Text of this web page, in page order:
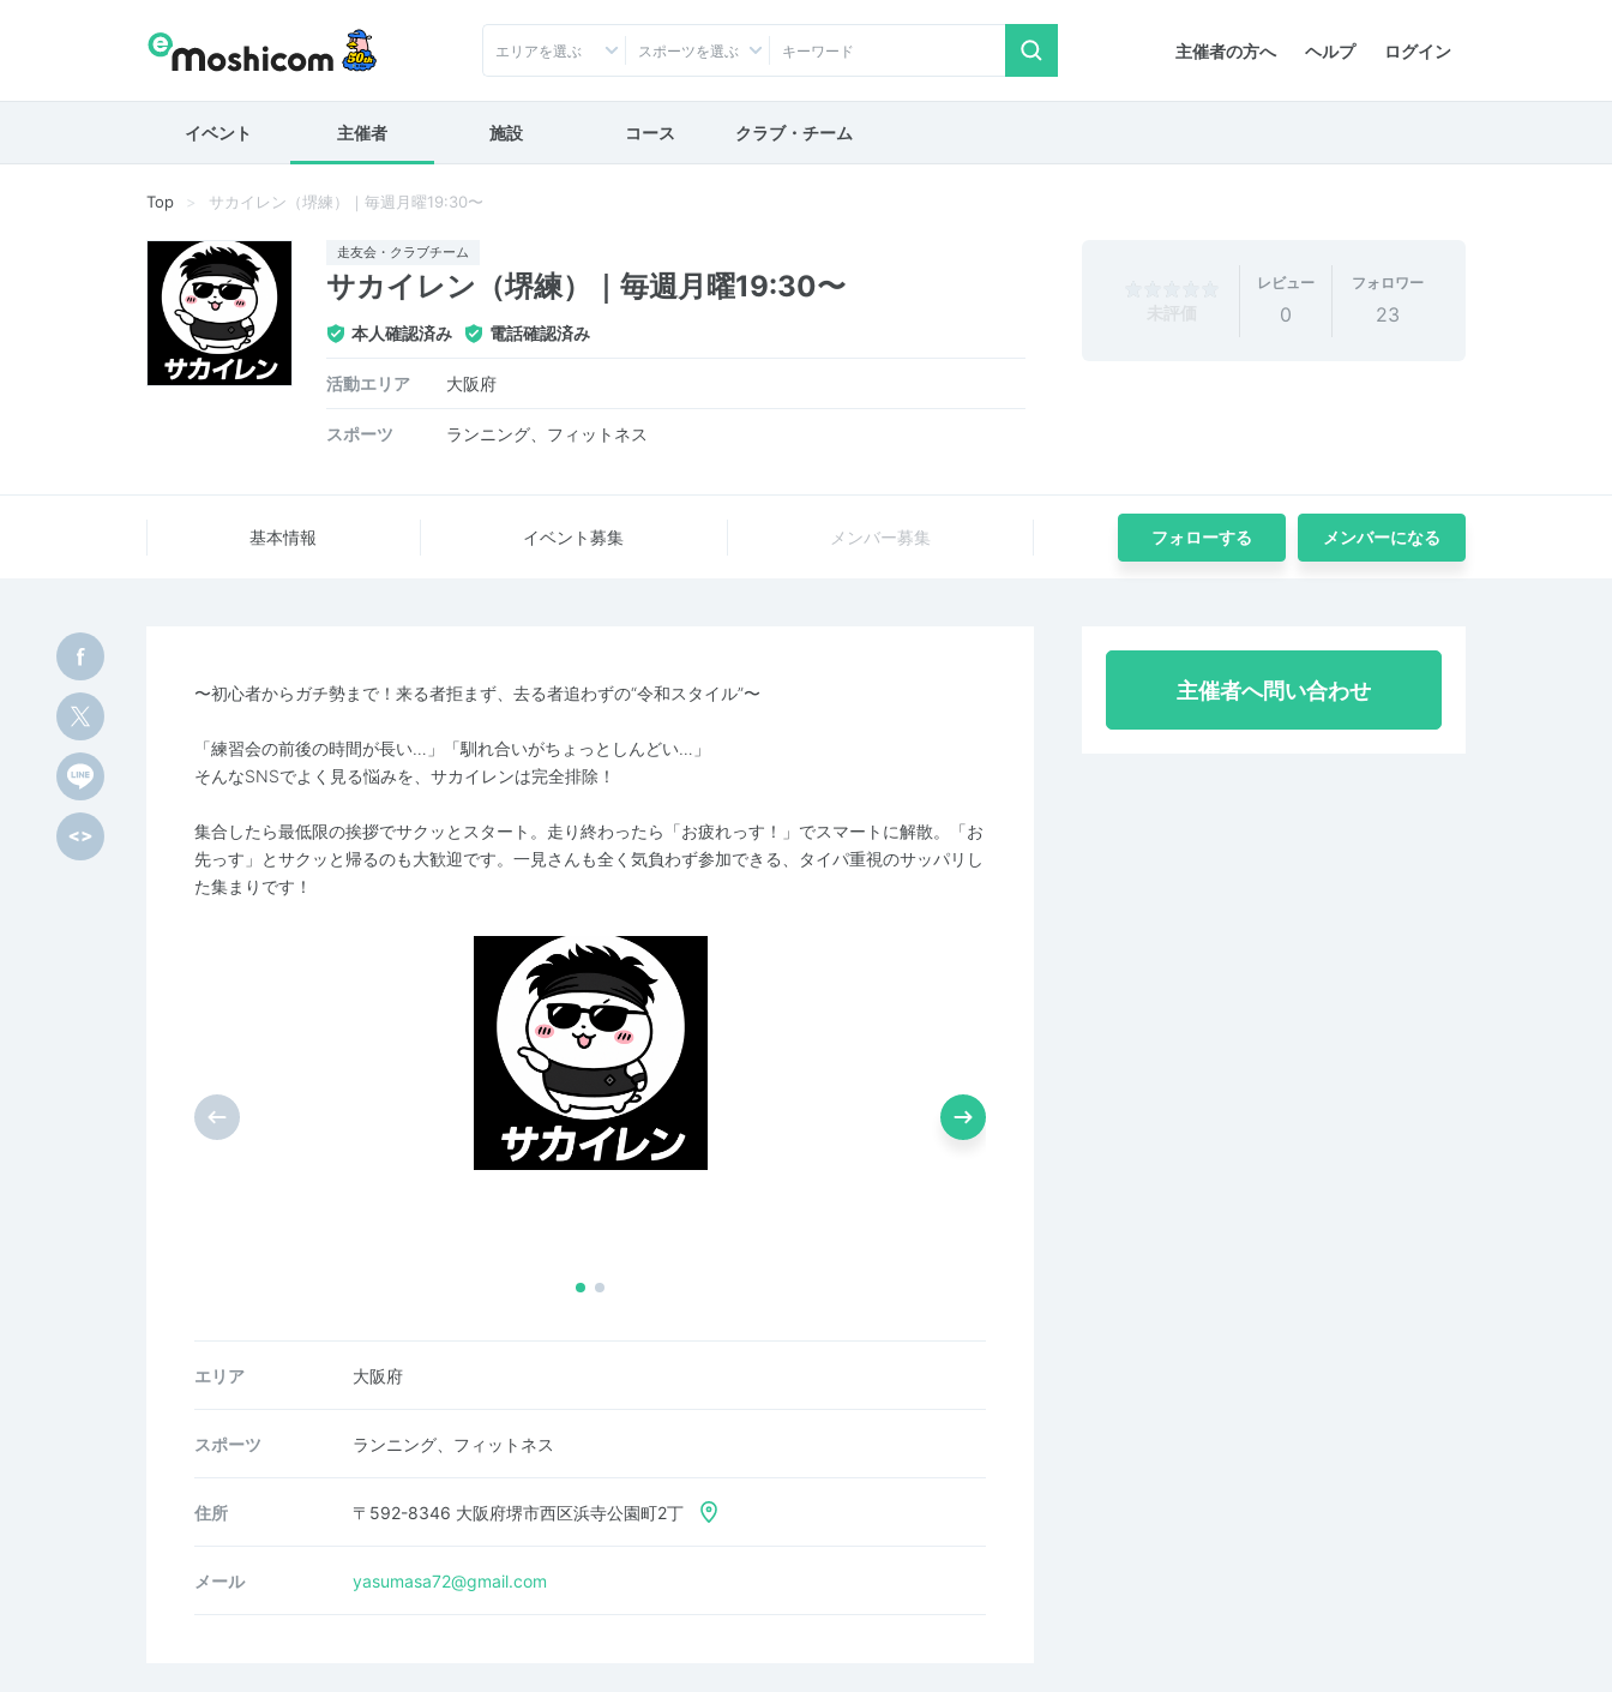
主催者の方へ ヘルプ ログイン
エリアを選ぶ スポーツを選ぶ
イベント 主催者 施設 コース クラブ・チーム
Top サカイレン（堺練）｜毎週月曜19:30〜
走友会・クラブチーム
サカイレン（堺練）｜毎週月曜19:30〜
本人確認済み 電話確認済み
活動エリア 大阪府
スポーツ ランニング、フィットネス
レビュー
0
フォロワー
23
基本情報 イベント募集 メンバー募集 フォローする メンバーになる
〜初心者からガチ勢まで！来る者拒まず、去る者追わずの“令和スタイル”〜
「練習会の前後の時間が長い…」「馴れ合いがちょっとしんどい…」
そんなSNSでよく見る悩みを、サカイレンは完全排除！
集合したら最低限の挨拶でサクッとスタート。走り終わったら「お疲れっす！」でスマートに解散。「お
先っす」とサクッと帰るのも大歓迎です。一見さんも全く気負わず参加できる、タイパ重視のサッパリし
た集まりです！
エリア 大阪府
スポーツ ランニング、フィットネス
住所 〒592-8346 大阪府堺市西区浜寺公園町2丁
メール yasumasa72@gmail.com
主催者へ問い合わせ